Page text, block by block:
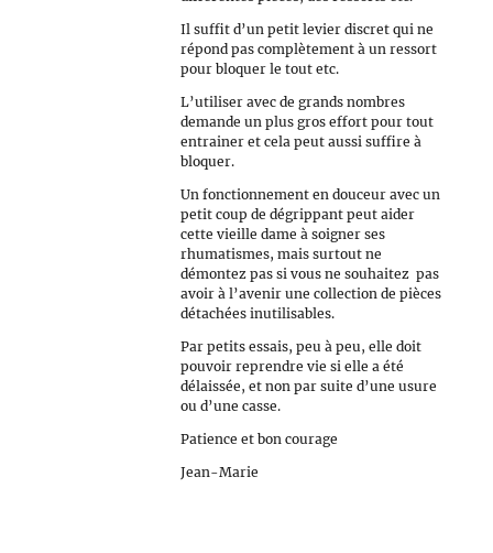
Il suffit d’un petit levier discret qui ne
répond pas complètement à un ressort
pour bloquer le tout etc.
L’utiliser avec de grands nombres
demande un plus gros effort pour tout
entrainer et cela peut aussi suffire à
bloquer.
Un fonctionnement en douceur avec un
petit coup de dégrippant peut aider
cette vieille dame à soigner ses
rhumatismes, mais surtout ne
démontez pas si vous ne souhaitez pas
avoir à l’avenir une collection de pièces
détachées inutilisables.
Par petits essais, peu à peu, elle doit
pouvoir reprendre vie si elle a été
délaissée, et non par suite d’une usure
ou d’une casse.
Patience et bon courage
Jean-Marie